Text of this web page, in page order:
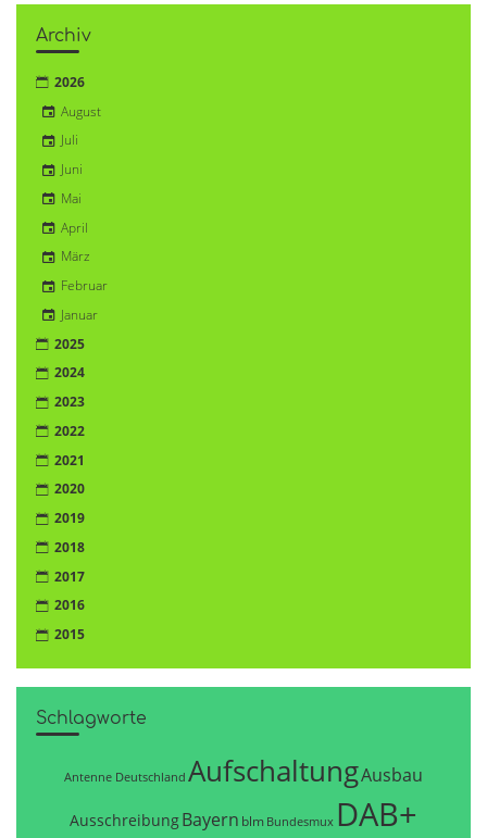
Archiv
2026
August
Juli
Juni
Mai
April
März
Februar
Januar
2025
2024
2023
2022
2021
2020
2019
2018
2017
2016
2015
Schlagworte
Antenne Deutschland AufschaltungAusbau
AusschreibungBayern blm Bundesmux DAB+